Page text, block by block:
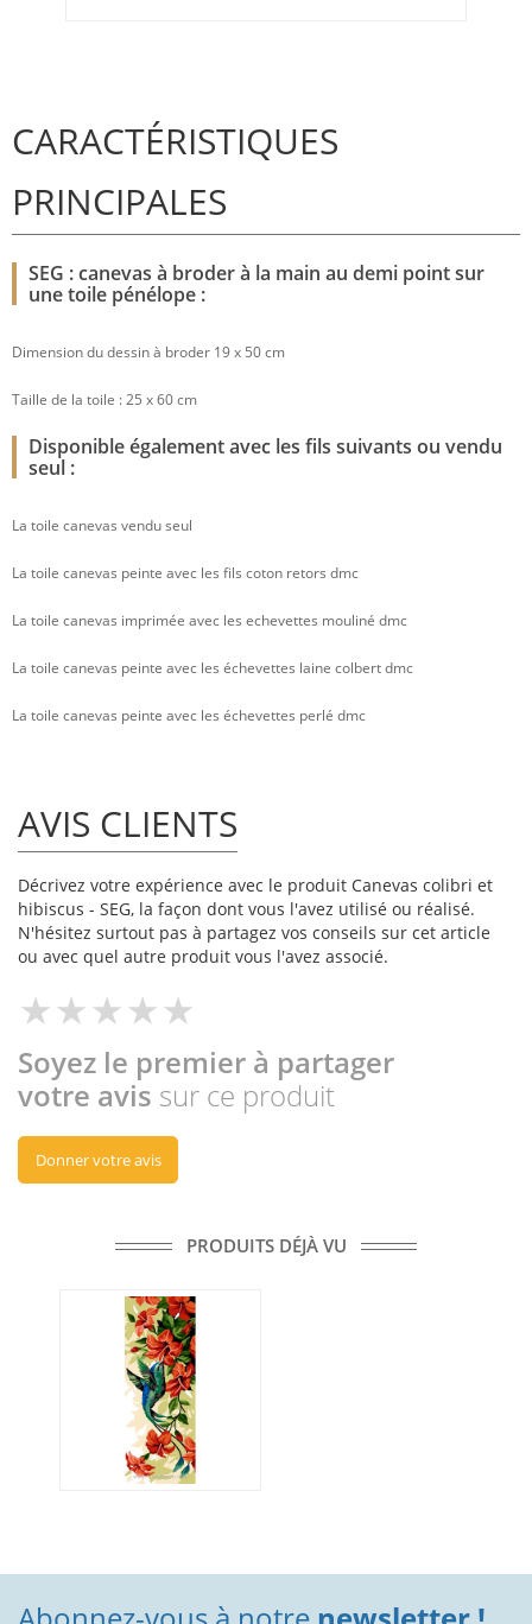
CARACTÉRISTIQUES
PRINCIPALES
SEG : canevas à broder à la main au demi point sur
une toile pénélope :
Dimension du dessin à broder 19 x 50 cm
Taille de la toile : 25 x 60 cm
Disponible également avec les fils suivants ou vendu
seul :
La toile canevas vendu seul
La toile canevas peinte avec les fils coton retors dmc
La toile canevas imprimée avec les echevettes mouliné dmc
La toile canevas peinte avec les échevettes laine colbert dmc
La toile canevas peinte avec les échevettes perlé dmc
AVIS CLIENTS
Décrivez votre expérience avec le produit Canevas colibri et
hibiscus - SEG, la façon dont vous l'avez utilisé ou réalisé.
N'hésitez surtout pas à partagez vos conseils sur cet article
ou avec quel autre produit vous l'avez associé.
Soyez le premier à partager
votre avis sur ce produit
Donner votre avis
PRODUITS DÉJÀ VU